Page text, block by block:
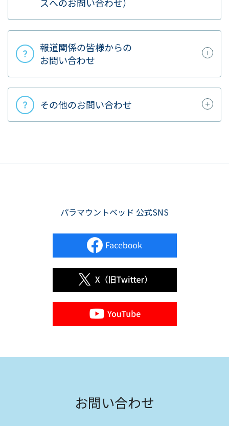
報道関係の皆様からの
お問い合わせ
その他のお問い合わせ
パラマウントベッド 公式SNS
お問い合わせ